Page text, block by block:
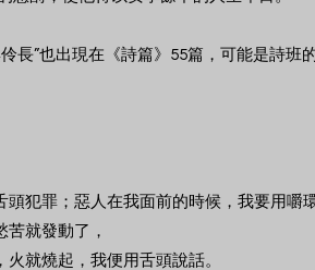
伶長”也出現在《詩篇》55篇，可能是詩
犯罪；惡人在我面前的時候，我要用嚼
就發動了，
就燒起，我便用舌頭說話。